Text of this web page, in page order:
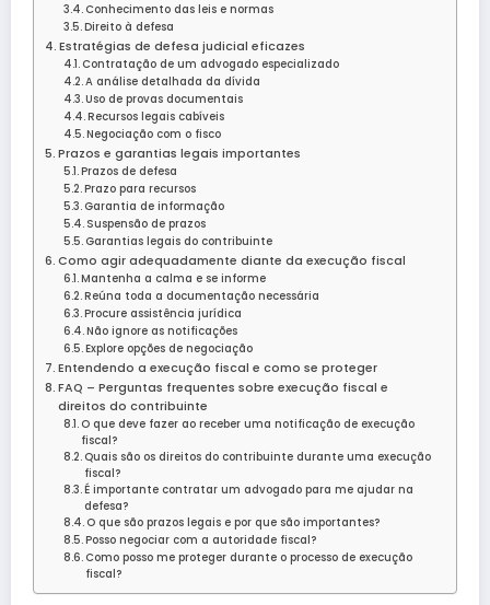
Conhecimento das leis e normas
Direito à defesa
Estratégias de defesa judicial eficazes
Contratação de um advogado especializado
A análise detalhada da dívida
Uso de provas documentais
Recursos legais cabíveis
Negociação com o fisco
Prazos e garantias legais importantes
Prazos de defesa
Prazo para recursos
Garantia de informação
Suspensão de prazos
Garantias legais do contribuinte
Como agir adequadamente diante da execução fiscal
Mantenha a calma e se informe
Reúna toda a documentação necessária
Procure assistência jurídica
Não ignore as notificações
Explore opções de negociação
Entendendo a execução fiscal e como se proteger
FAQ – Perguntas frequentes sobre execução fiscal e
direitos do contribuinte
O que deve fazer ao receber uma notificação de execução
fiscal?
Quais são os direitos do contribuinte durante uma execução
fiscal?
É importante contratar um advogado para me ajudar na
defesa?
O que são prazos legais e por que são importantes?
Posso negociar com a autoridade fiscal?
Como posso me proteger durante o processo de execução
fiscal?